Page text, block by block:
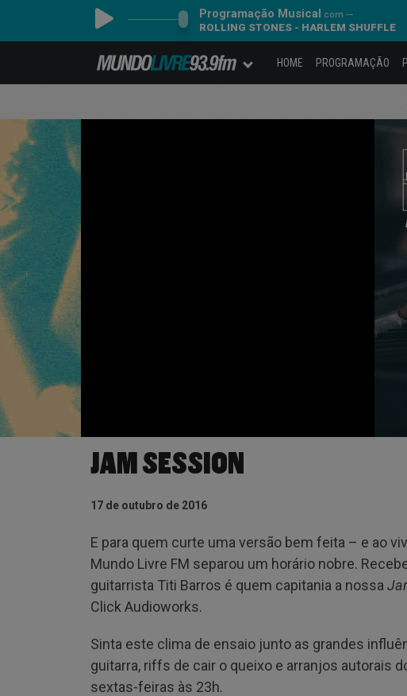
Programação Musical com ---
ROLLING STONES - HARLEM SHUFFLE
HOME PROGRAMAÇÃO
JAM SESSION
17 de outubro de 2016
E para quem curte uma versão bem feita – e ao
Mundo Livre FM separou um horário nobre.
guitarrista Titi Barros é quem capitania a nossa
Click Audioworks.
Sinta este clima de ensaio junto as grandes
guitarra, riffs de cair o queixo e arranjos autorais
sextas-feiras às 23h.